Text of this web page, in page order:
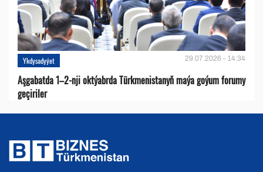
Ykdysadyýet 29.07.2026 - 14:34
Aşgabatda 1–2-nji oktýabrda Türkmenistanyň maýa goýum forumy
geçiriler